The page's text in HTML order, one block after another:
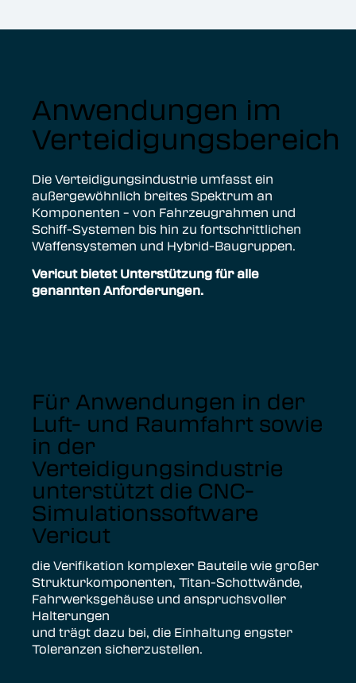
Anwendungen im
Verteidigungsbereich
Die Verteidigungsindustrie umfasst ein
außergewöhnlich breites Spektrum an
Komponenten – von Fahrzeugrahmen und
Schiff-Systemen bis hin zu fortschrittlichen
Waffensystemen und Hybrid-Baugruppen.
Vericut bietet Unterstützung für alle
genannten Anforderungen.
Für Anwendungen in der
Luft- und Raumfahrt sowie
in der
Verteidigungsindustrie
unterstützt die CNC-
Simulationssoftware
Vericut
die Verifikation komplexer Bauteile wie großer
Strukturkomponenten, Titan-Schottwände,
Fahrwerksgehäuse und anspruchsvoller
Halterungen
und trägt dazu bei, die Einhaltung engster
Toleranzen sicherzustellen.